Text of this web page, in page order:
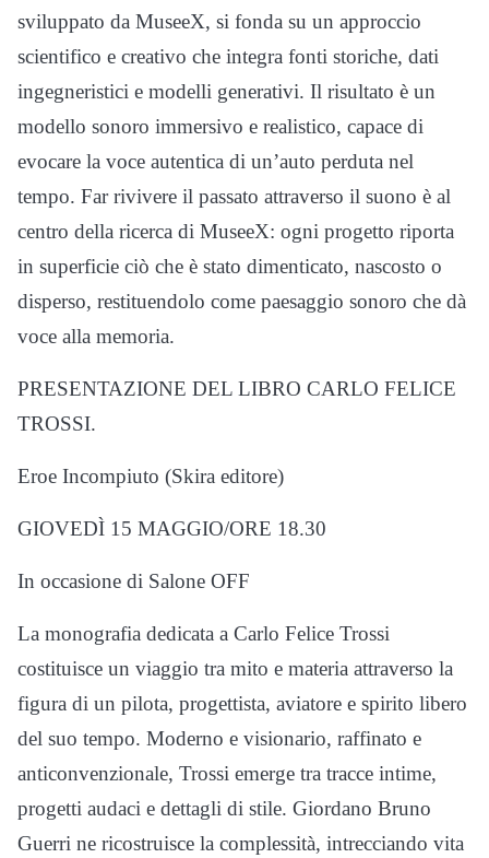
sviluppato da MuseeX, si fonda su un approccio
scientifico e creativo che integra fonti storiche, dati
ingegneristici e modelli generativi. Il risultato è un
modello sonoro immersivo e realistico, capace di
evocare la voce autentica di un’auto perduta nel
tempo. Far rivivere il passato attraverso il suono è al
centro della ricerca di MuseeX: ogni progetto riporta
in superficie ciò che è stato dimenticato, nascosto o
disperso, restituendolo come paesaggio sonoro che dà
voce alla memoria.
PRESENTAZIONE DEL LIBRO CARLO FELICE
TROSSI.
Eroe Incompiuto (Skira editore)
GIOVEDÌ 15 MAGGIO/ORE 18.30
In occasione di Salone OFF
La monografia dedicata a Carlo Felice Trossi
costituisce un viaggio tra mito e materia attraverso la
figura di un pilota, progettista, aviatore e spirito libero
del suo tempo. Moderno e visionario, raffinato e
anticonvenzionale, Trossi emerge tra tracce intime,
progetti audaci e dettagli di stile. Giordano Bruno
Guerri ne ricostruisce la complessità, intrecciando vita